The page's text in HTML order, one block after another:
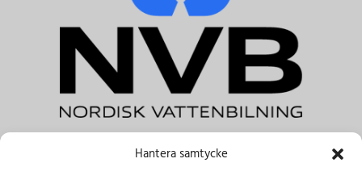
Hantera samtycke
NVB Nordisk Vattenbilning AB